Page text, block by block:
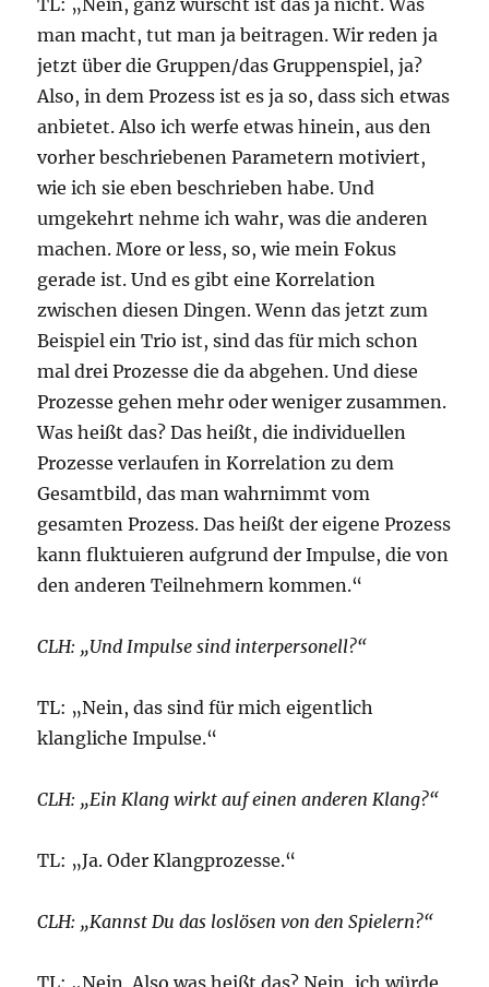
TL: „Nein, ganz wurscht ist das ja nicht. Was
man macht, tut man ja beitragen. Wir reden ja
jetzt über die Gruppen/das Gruppenspiel, ja?
Also, in dem Prozess ist es ja so, dass sich etwas
anbietet. Also ich werfe etwas hinein, aus den
vorher beschriebenen Parametern motiviert,
wie ich sie eben beschrieben habe. Und
umgekehrt nehme ich wahr, was die anderen
machen. More or less, so, wie mein Fokus
gerade ist. Und es gibt eine Korrelation
zwischen diesen Dingen. Wenn das jetzt zum
Beispiel ein Trio ist, sind das für mich schon
mal drei Prozesse die da abgehen. Und diese
Prozesse gehen mehr oder weniger zusammen.
Was heißt das? Das heißt, die individuellen
Prozesse verlaufen in Korrelation zu dem
Gesamtbild, das man wahrnimmt vom
gesamten Prozess. Das heißt der eigene Prozess
kann fluktuieren aufgrund der Impulse, die von
den anderen Teilnehmern kommen.“
CLH: „Und Impulse sind interpersonell?“
TL: „Nein, das sind für mich eigentlich
klangliche Impulse.“
CLH: „Ein Klang wirkt auf einen anderen Klang?“
TL: „Ja. Oder Klangprozesse.“
CLH: „Kannst Du das loslösen von den Spielern?“